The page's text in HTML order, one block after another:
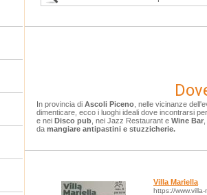
In provincia di Ascoli Piceno , nelle vicinanze
dimenticare, ecco i luoghi ideali dove incontrarsi
e nei Disco pub , nei Jazz Restaurant e Wine Bar
da mangiare antipastini e stuzzicherie.
Villa Mariella
https://www.villa-